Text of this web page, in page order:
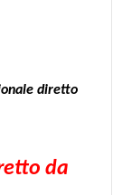
diretto
da